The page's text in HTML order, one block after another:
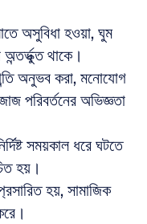
অসুবিধা হওয়া, ঘুম
থাকে।
অনুভব করা, মনোযোগ
পরিবর্তনের অভিজ্ঞতা
সময়কাল ধরে ঘটতে
হয়।
হয়, সামাজিক